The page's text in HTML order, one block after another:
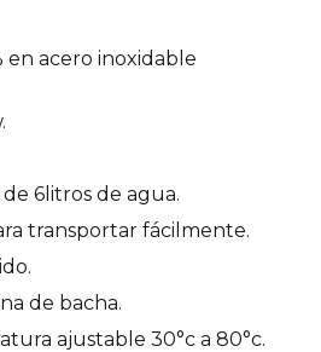
en acero inoxidable
6litros de agua.
transportar fácilmente.
de bacha.
ajustable 30°c a 80°c.